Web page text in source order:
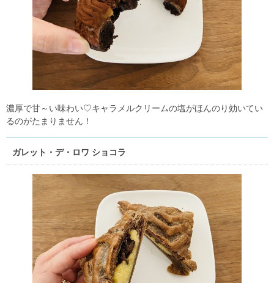
濃厚で甘～い味わい♡キャラメルクリームの塩がほんのり効いてい
るのがたまりません！
ガレット・デ・ロワ ショコラ